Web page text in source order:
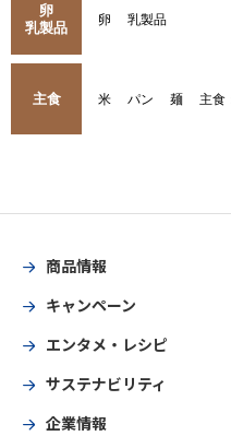
卵
乳製品
卵 乳製品
主食 米 パン 麺 主食
商品情報
キャンペーン
エンタメ・レシピ
サステナビリティ
企業情報